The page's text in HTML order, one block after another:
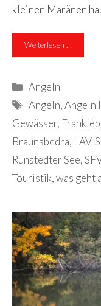
kleinen Maränen
Weiterlesen …
Kategorien
Angeln
Schlagwörter
Angeln,Angeln
Gewässer,
Braunsbedra, LAV-
Runstedter See,
Touristik,was geht